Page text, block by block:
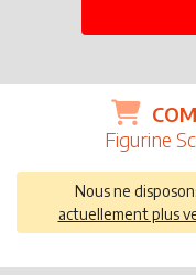
Figurine
Nous ne
actuellement plus